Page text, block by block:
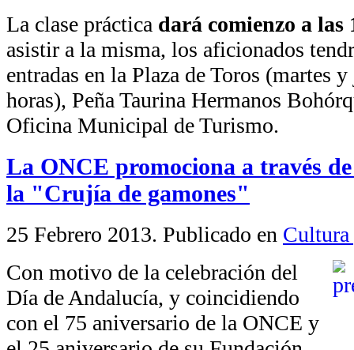
La clase práctica dará comienzo a las
asistir a la misma, los aficionados
entradas en la Plaza de Toros (martes
horas), Peña Taurina Hermanos
Oficina Municipal de Turismo.
La ONCE promociona a través
la "Crujía de gamones"
25 Febrero 2013. Publicado en Cultura
Con motivo de la celebración del
Día de Andalucía, y coincidiendo
con el 75 aniversario de la ONCE y